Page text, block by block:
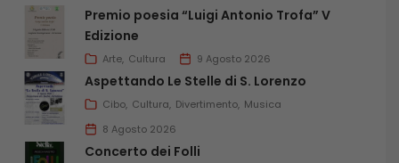
Premio poesia “Luigi Antonio Trofa” V
Edizione
Arte Cultura 9 Agosto 2026
Aspettando Le Stelle di S. Lorenzo
Cibo Cultura Divertimento Musica
8 Agosto 2026
Concerto dei Folli